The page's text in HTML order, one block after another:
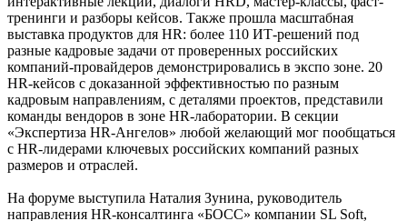
тренинги и разборы кейсов. Также прошла масштабная
выставка продуктов для HR: более 110 ИТ-решений под
разные кадровые задачи от проверенных российских
компаний-провайдеров демонстрировались в экспо зоне. 20
HR-кейсов с доказанной эффективностью по разным
кадровым направлениям, с деталями проектов, представили
команды вендоров в зоне HR-лаборатории. В секции
«Экспертиза HR-Ангелов» любой желающий мог пообщаться
с HR-лидерами ключевых российских компаний разных
размеров и отраслей.
На форуме выступила Наталия Зунина, руководитель
направления HR-консалтинга «БОСС» компании SL Soft,